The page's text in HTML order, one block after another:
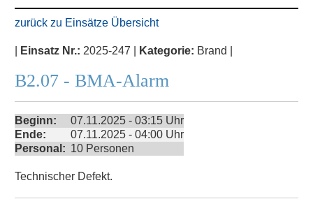
zurück zu Einsätze Übersicht
Einsatz Nr.: 2025-247 | Kategorie: Brand |
B2.07 - BMA-Alarm
Beginn:
07.11.2025 - 03:15 Uhr
Ende:
07.11.2025 - 04:00 Uhr
Personal: 10 Personen
Technischer Defekt.